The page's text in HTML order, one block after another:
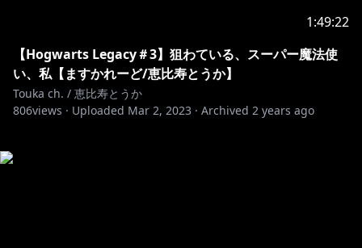
1:49:22
【Hogwarts Legacy＃3】狙わている、スーパー魔法使
い、私【ますかれーど/恵比寿とうか】
Touka ch. / 恵比寿とうか
806views · Uploaded Mar 2, 2023 · Archived 2 years ago